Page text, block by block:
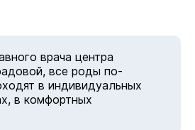
врача центра
все роды по-
в индивидуальных
в комфортных